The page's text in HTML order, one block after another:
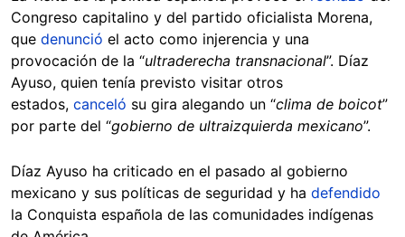
Congreso capitalino y del partido oficialista Morena,
que denunció el acto como injerencia y una
provocación de la “ultraderecha transnacional”. Díaz
Ayuso, quien tenía previsto visitar otros
estados, canceló su gira alegando un “clima de boicot”
por parte del “gobierno de ultraizquierda mexicano”.
Díaz Ayuso ha criticado en el pasado al gobierno
mexicano y sus políticas de seguridad y ha defendido
la Conquista española de las comunidades indígenas